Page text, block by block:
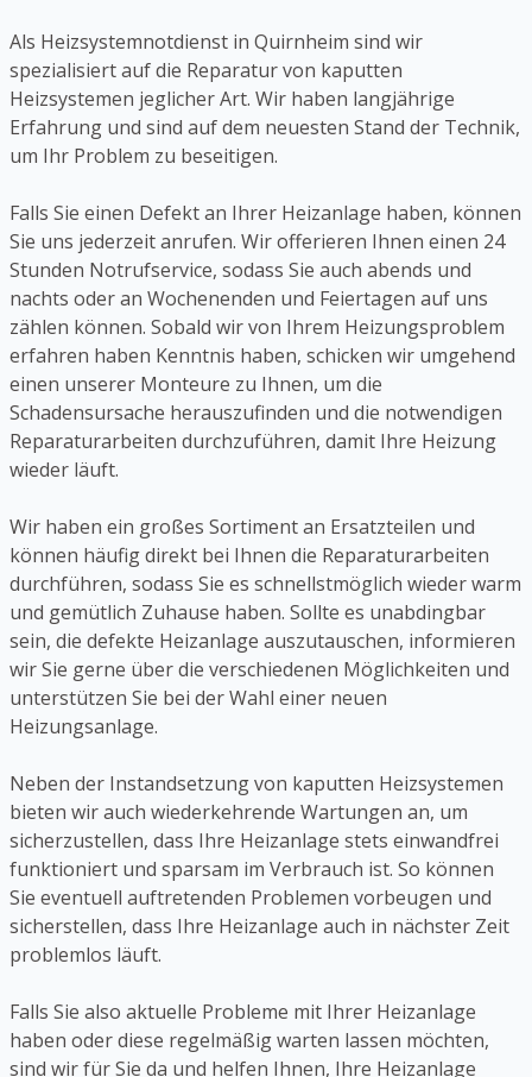
Als Heizsystemnotdienst in Quirnheim sind wir
spezialisiert auf die Reparatur von kaputten
Heizsystemen jeglicher Art. Wir haben langjährige
Erfahrung und sind auf dem neuesten Stand der Technik,
um Ihr Problem zu beseitigen.
Falls Sie einen Defekt an Ihrer Heizanlage haben, können
Sie uns jederzeit anrufen. Wir offerieren Ihnen einen 24
Stunden Notrufservice, sodass Sie auch abends und
nachts oder an Wochenenden und Feiertagen auf uns
zählen können. Sobald wir von Ihrem Heizungsproblem
erfahren haben Kenntnis haben, schicken wir umgehend
einen unserer Monteure zu Ihnen, um die
Schadensursache herauszufinden und die notwendigen
Reparaturarbeiten durchzuführen, damit Ihre Heizung
wieder läuft.
Wir haben ein großes Sortiment an Ersatzteilen und
können häufig direkt bei Ihnen die Reparaturarbeiten
durchführen, sodass Sie es schnellstmöglich wieder warm
und gemütlich Zuhause haben. Sollte es unabdingbar
sein, die defekte Heizanlage auszutauschen, informieren
wir Sie gerne über die verschiedenen Möglichkeiten und
unterstützen Sie bei der Wahl einer neuen
Heizungsanlage.
Neben der Instandsetzung von kaputten Heizsystemen
bieten wir auch wiederkehrende Wartungen an, um
sicherzustellen, dass Ihre Heizanlage stets einwandfrei
funktioniert und sparsam im Verbrauch ist. So können
Sie eventuell auftretenden Problemen vorbeugen und
sicherstellen, dass Ihre Heizanlage auch in nächster Zeit
problemlos läuft.
Falls Sie also aktuelle Probleme mit Ihrer Heizanlage
haben oder diese regelmäßig warten lassen möchten,
sind wir für Sie da und helfen Ihnen, Ihre Heizanlage